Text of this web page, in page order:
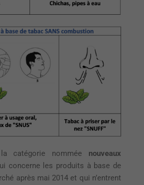
catégorie nommée nouveaux
concerne les produits à base de
après mai 2014 et qui n’entrent